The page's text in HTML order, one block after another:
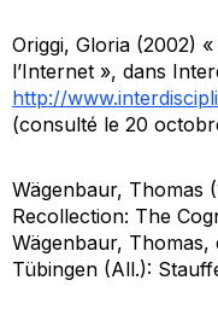
Origgi, Gloria (2002)
l’Internet », dans
http://
(consulté le 20
Wägenbaur, Thomas
Recollection: The
Wägenbaur, Thomas,
Tübingen (All.):